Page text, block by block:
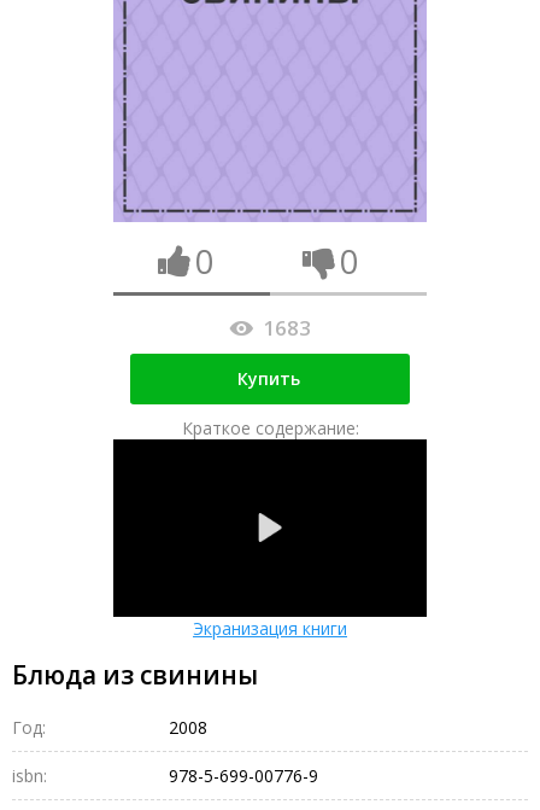
0 0
1683
Купить
Краткое содержание:
Экранизация книги
Блюда из свинины
Год: 2008
isbn: 978-5-699-00776-9